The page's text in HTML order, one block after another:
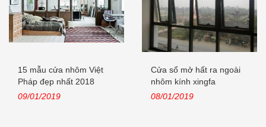
15 mẫu cửa nhôm Việt
Pháp đẹp nhất 2018
09/01/2019
Cửa sổ mở hất ra ngoài
nhôm kính xingfa
08/01/2019